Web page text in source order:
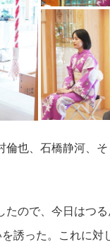
也、石橋静河、
ので、今日はつる
誘った。これに対